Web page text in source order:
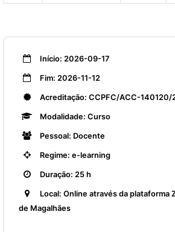
Início: 2026-09-17
Fim: 2026-11-12
Acreditação: CCPFC/ACC-140120/
Modalidade: Curso
Pessoal: Docente
Regime: e-learning
Duração: 25 h
Local: Online através da plataforma
de Magalhães